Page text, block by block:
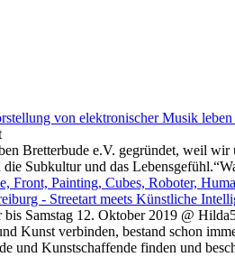
von elektronischer Musik
Bretterbude e.V. gegründet, weil
Subkultur und das
- Streetart meets Künstliche
bis Samstag 12. Oktober 2019 @
Kunst verbinden, bestand schon
und Kunstschaffende finden und